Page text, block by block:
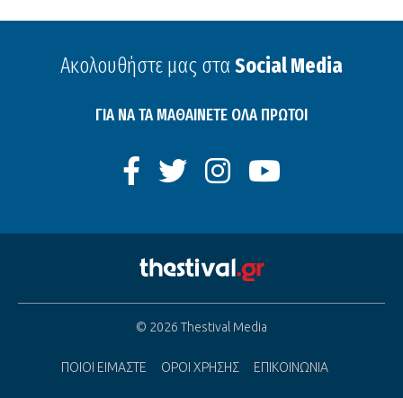
Ακολουθήστε μας στα Social Media
ΓΙΑ ΝΑ ΤΑ ΜΑΘΑΙΝΕΤΕ ΟΛΑ ΠΡΩΤΟΙ
© 2026 Thestival Media
ΠΟΙΟΙ ΕΙΜΑΣΤΕ ΟΡΟΙ ΧΡΗΣΗΣ ΕΠΙΚΟΙΝΩΝΙΑ